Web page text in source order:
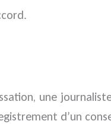
une
d’un